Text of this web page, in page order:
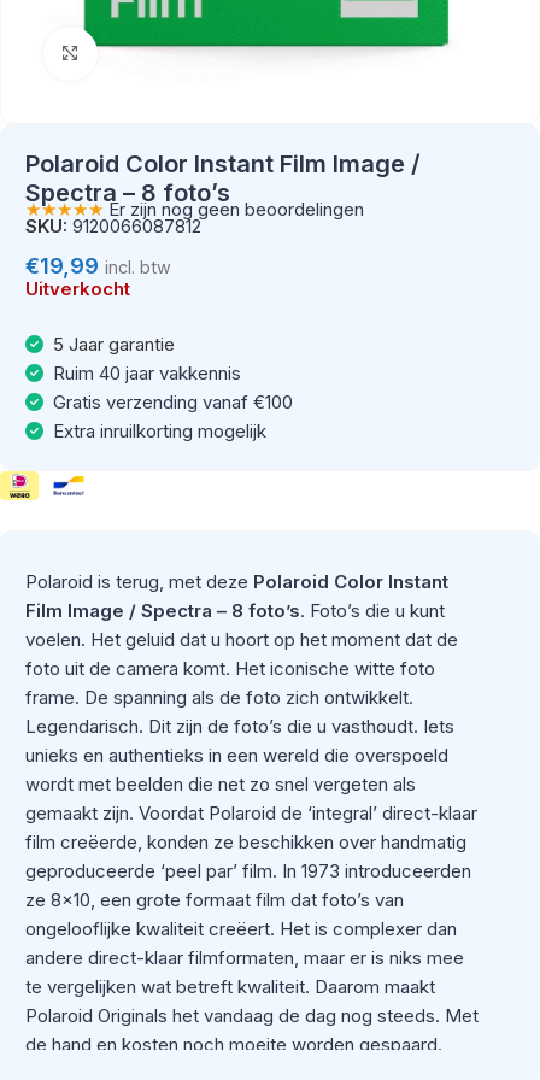
Klik om te vergroten
Polaroid Color Instant Film Image /
Spectra – 8 foto’s
★★★★★Er zijn nog geen beoordelingen
SKU: 9120066087812
€19,99 incl. btw
Uitverkocht
5 Jaar garantie
Ruim 40 jaar vakkennis
Gratis verzending vanaf €100
Extra inruilkorting mogelijk
Polaroid is terug, met deze Polaroid Color Instant
Film Image / Spectra – 8 foto’s. Foto’s die u kunt
voelen. Het geluid dat u hoort op het moment dat de
foto uit de camera komt. Het iconische witte foto
frame. De spanning als de foto zich ontwikkelt.
Legendarisch. Dit zijn de foto’s die u vasthoudt. Iets
unieks en authentieks in een wereld die overspoeld
wordt met beelden die net zo snel vergeten als
gemaakt zijn. Voordat Polaroid de ‘integral’ direct-klaar
film creëerde, konden ze beschikken over handmatig
geproduceerde ‘peel par’ film. In 1973 introduceerden
ze 8×10, een grote formaat film dat foto’s van
ongelooflijke kwaliteit creëert. Het is complexer dan
andere direct-klaar filmformaten, maar er is niks mee
te vergelijken wat betreft kwaliteit. Daarom maakt
Polaroid Originals het vandaag de dag nog steeds. Met
de hand en kosten noch moeite worden gespaard.